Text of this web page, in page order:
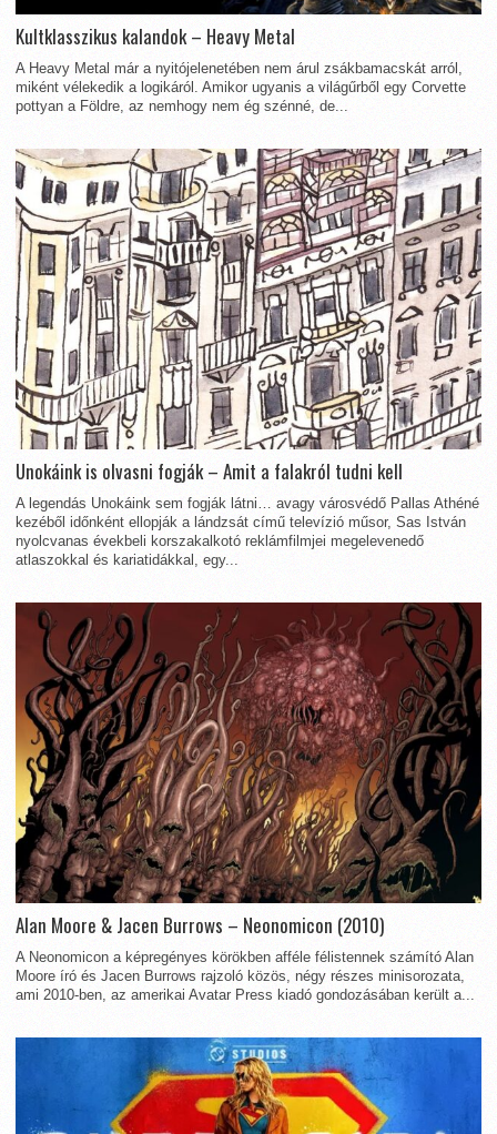
Kultklasszikus kalandok – Heavy Metal
A Heavy Metal már a nyitójelenetében nem árul zsákbamacskát arról,
miként vélekedik a logikáról. Amikor ugyanis a világűrből egy Corvette
pottyan a Földre, az nemhogy nem ég szénné, de...
Unokáink is olvasni fogják – Amit a falakról tudni kell
A legendás Unokáink sem fogják látni… avagy városvédő Pallas Athéné
kezéből időnként ellopják a lándzsát című televízió műsor, Sas István
nyolcvanas évekbeli korszakalkotó reklámfilmjei megelevenedő
atlaszokkal és kariatidákkal, egy...
Alan Moore & Jacen Burrows – Neonomicon (2010)
A Neonomicon a képregényes körökben afféle félistennek számító Alan
Moore író és Jacen Burrows rajzoló közös, négy részes minisorozata,
ami 2010-ben, az amerikai Avatar Press kiadó gondozásában került a...